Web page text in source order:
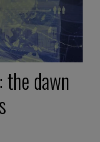
dawn